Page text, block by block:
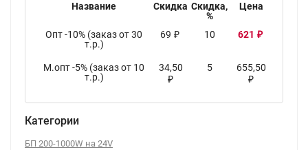
Название Скидка Скидка,
%
Цена
Опт -10% (заказ от 30
т.р.)
69 ₽ 10 621 ₽
М.опт -5% (заказ от 10
т.р.)
34,50
₽
5 655,50
₽
Категории
БП 200-1000W на 24V